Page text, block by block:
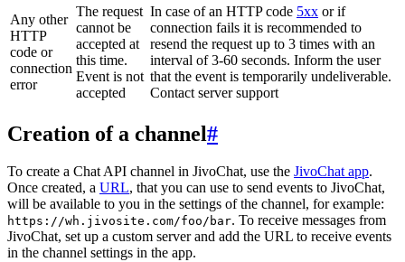
Any other
HTTP
code or
connection
error
The request
cannot be
accepted at
this time.
Event is not
accepted
In case of an HTTP code 5xx or if
connection fails it is recommended to
resend the request up to 3 times with an
interval of 3-60 seconds. Inform the user
that the event is temporarily undeliverable.
Contact server support
Creation of a channel#
To create a Chat API channel in JivoChat, use the JivoChat app.
Once created, a URL, that you can use to send events to JivoChat,
will be available to you in the settings of the channel, for example:
https://wh.jivosite.com/foo/bar. To receive messages from
JivoChat, set up a custom server and add the URL to receive events
in the channel settings in the app.